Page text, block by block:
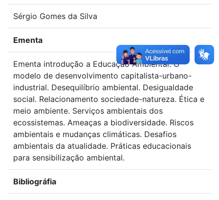
Sérgio Gomes da Silva
Ementa
Ementa introdução a Educação Ambiental. O
modelo de desenvolvimento capitalista-urbano-
industrial. Desequilíbrio ambiental. Desigualdade
social. Relacionamento sociedade-natureza. Ética e
meio ambiente. Serviços ambientais dos
ecossistemas. Ameaças a biodiversidade. Riscos
ambientais e mudanças climáticas. Desafios
ambientais da atualidade. Práticas educacionais
para sensibilização ambiental.
Bibliográfia